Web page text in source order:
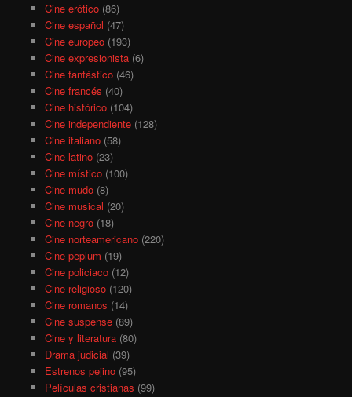
Cine erótico(86)
Cine español (47)
Cine europeo(193)
Cine expresionista(6)
Cine fantástico(46)
Cine francés (40)
Cine histórico(104)
Cine independiente(128)
Cine italiano(58)
Cine latino(23)
Cine místico(100)
Cine mudo(8)
Cine musical (20)
Cine negro(18)
Cine norteamericano(220)
Cine peplum (19)
Cine policiaco(12)
Cine religioso(120)
Cine romanos (14)
Cine suspense(89)
Cine y literatura(80)
Drama judicial (39)
Estrenos pejino(95)
Películas cristianas (99)